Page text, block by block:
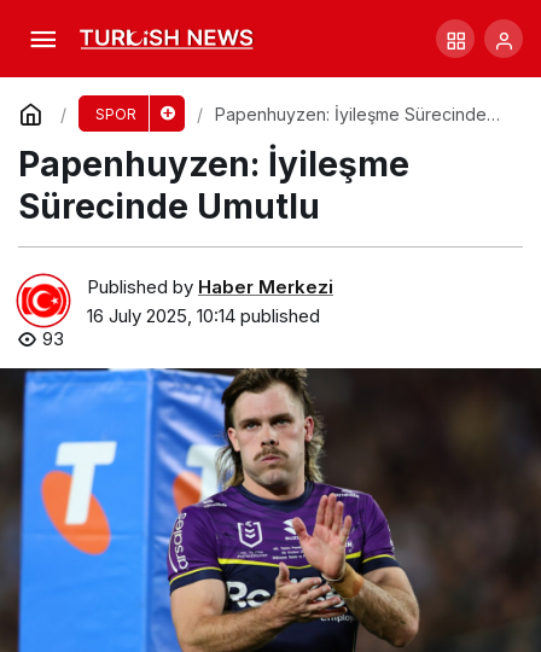
SPOR
Papenhuyzen: İyileşme Sürecinde
Papenhuyzen: İyileşme
Sürecinde Umutlu
Published by Haber Merkezi
16 July 2025, 10:14 published
93
Boland’ın Hat-trick’i ve Ashes Seçim
Belirsizliği
Comment